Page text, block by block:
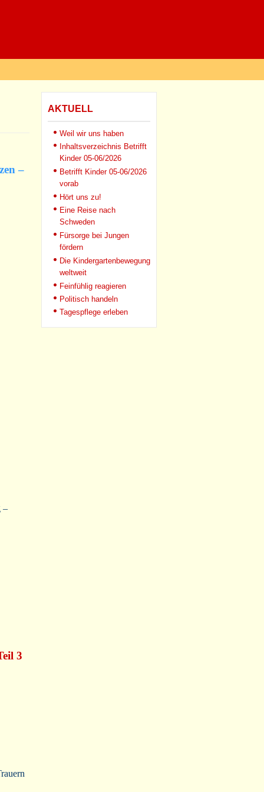
–
–
3
AKTUELL
Weil wir uns haben
Inhaltsverzeichnis Betrifft
Kinder 05-06/2026
Betrifft Kinder 05-06/2026
vorab
Hört uns zu!
Eine Reise nach
Schweden
Fürsorge bei Jungen
fördern
Die Kindergartenbewegung
weltweit
Feinfühlig reagieren
Politisch handeln
Tagespflege erleben